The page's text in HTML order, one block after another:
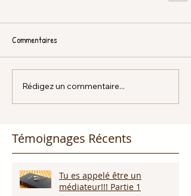
Commentaires
Rédigez un commentaire...
Témoignages Récents
Tu es appelé être un
médiateur!!! Partie 1